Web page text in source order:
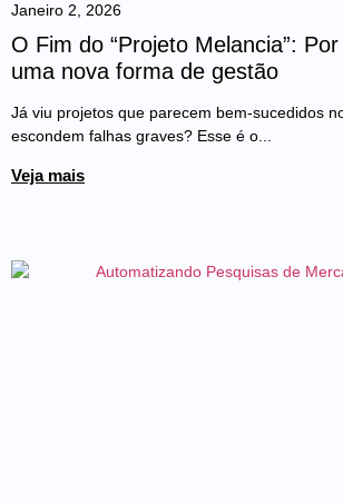
Janeiro 2, 2026
O Fim do “Projeto Melancia”:
uma nova forma de gestão
Já viu projetos que parecem bem-sucedidos
escondem falhas graves? Esse é o...
Veja mais